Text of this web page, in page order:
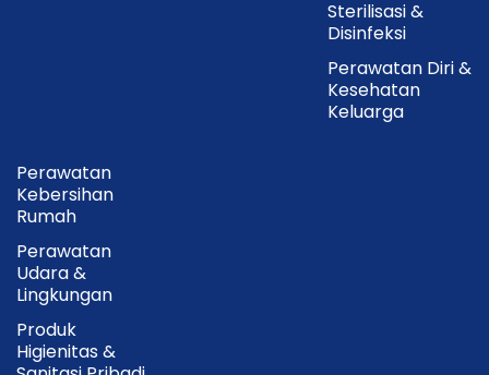
Sterilisasi &
Disinfeksi
Perawatan Diri &
Kesehatan
Keluarga
Perawatan
Kebersihan
Rumah
Perawatan
Udara &
Lingkungan
Produk
Higienitas &